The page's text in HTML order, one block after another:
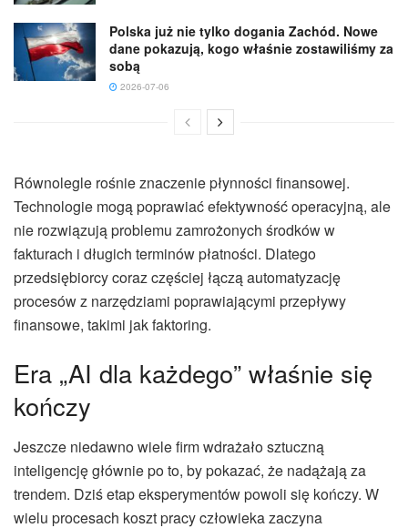
Polska już nie tylko dogania Zachód. Nowe
dane pokazują, kogo właśnie zostawiliśmy za
sobą
2026-07-06
Równolegle rośnie znaczenie płynności finansowej.
Technologie mogą poprawiać efektywność operacyjną, ale
nie rozwiązują problemu zamrożonych środków w
fakturach i długich terminów płatności. Dlatego
przedsiębiorcy coraz częściej łączą automatyzację
procesów z narzędziami poprawiającymi przepływy
finansowe, takimi jak faktoring.
Era „AI dla każdego” właśnie się
kończy
Jeszcze niedawno wiele firm wdrażało sztuczną
inteligencję głównie po to, by pokazać, że nadążają za
trendem. Dziś etap eksperymentów powoli się kończy. W
wielu procesach koszt pracy człowieka zaczyna